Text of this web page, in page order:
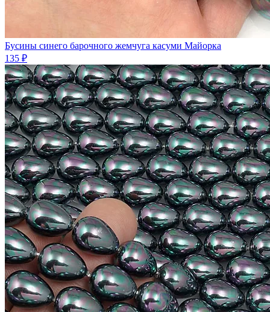
Бусины синего барочного жемчуга касуми Майорка
135 ₽